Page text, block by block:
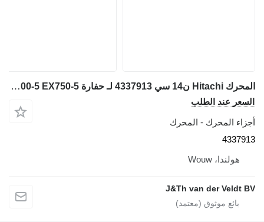
المحرك Hitachi ن14 سي 4337913 لـ حفارة Hitachi EX800-5 EX750-5
عند الطلب
المحرك - المحرك
هولندا، Wouw
J&Th van der